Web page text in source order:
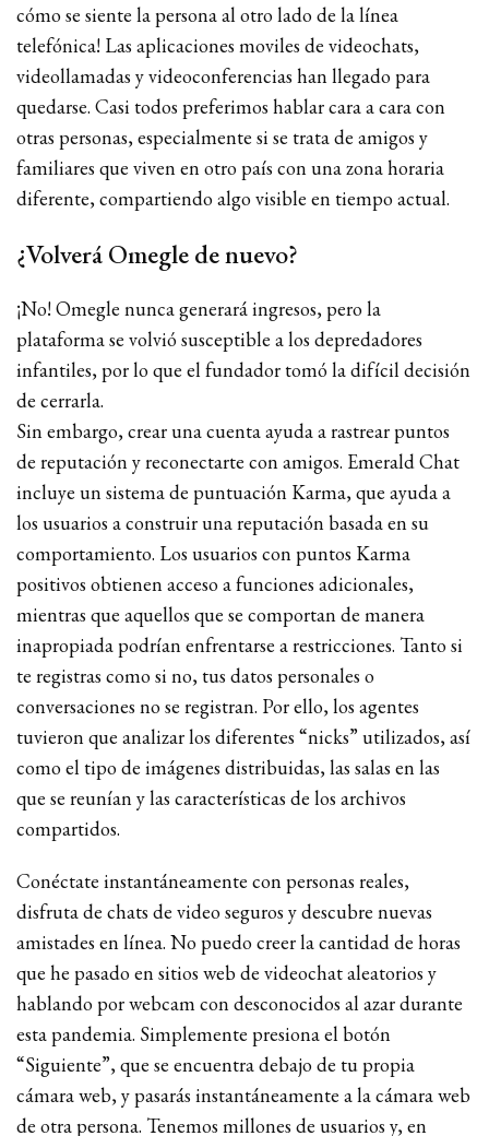
cómo se siente la persona al otro lado de la línea
telefónica! Las aplicaciones moviles de videochats,
videollamadas y videoconferencias han llegado para
quedarse. Casi todos preferimos hablar cara a cara con
otras personas, especialmente si se trata de amigos y
familiares que viven en otro país con una zona horaria
diferente, compartiendo algo visible en tiempo actual.
¿Volverá Omegle de nuevo?
¡No! Omegle nunca generará ingresos, pero la
plataforma se volvió susceptible a los depredadores
infantiles, por lo que el fundador tomó la difícil decisión
de cerrarla.
Sin embargo, crear una cuenta ayuda a rastrear puntos
de reputación y reconectarte con amigos. Emerald Chat
incluye un sistema de puntuación Karma, que ayuda a
los usuarios a construir una reputación basada en su
comportamiento. Los usuarios con puntos Karma
positivos obtienen acceso a funciones adicionales,
mientras que aquellos que se comportan de manera
inapropiada podrían enfrentarse a restricciones. Tanto si
te registras como si no, tus datos personales o
conversaciones no se registran. Por ello, los agentes
tuvieron que analizar los diferentes “nicks” utilizados, así
como el tipo de imágenes distribuidas, las salas en las
que se reunían y las características de los archivos
compartidos.
Conéctate instantáneamente con personas reales,
disfruta de chats de video seguros y descubre nuevas
amistades en línea. No puedo creer la cantidad de horas
que he pasado en sitios web de videochat aleatorios y
hablando por webcam con desconocidos al azar durante
esta pandemia. Simplemente presiona el botón
“Siguiente”, que se encuentra debajo de tu propia
cámara web, y pasarás instantáneamente a la cámara web
de otra persona. Tenemos millones de usuarios y, en